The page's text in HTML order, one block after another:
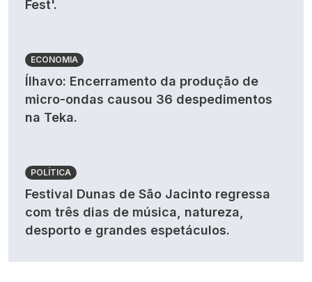
Fest'.
ECONOMIA
Ílhavo: Encerramento da produção de
micro-ondas causou 36 despedimentos
na Teka.
POLÍTICA
Festival Dunas de São Jacinto regressa
com três dias de música, natureza,
desporto e grandes espetáculos.